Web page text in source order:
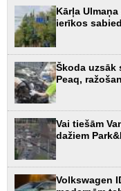
Kārļa
ierīkos
Škoda uzsāk
Peaq,
Vai tiešām
dažiem
Volkswagen